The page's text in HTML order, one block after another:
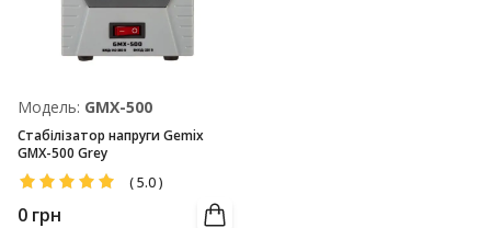
Модель: GMX-500
Стабілізатор напруги Gemix
GMX-500 Grey
(5.0)
0 грн